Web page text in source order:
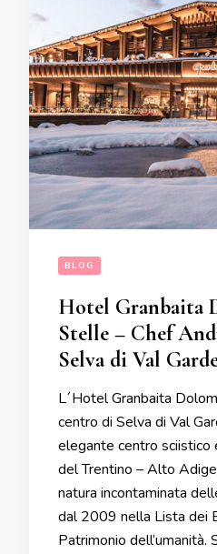
BLOG
Hotel Granbaita
Stelle – Chef
Selva di Val
L´Hotel Granbaita
centro di Selva di Val
elegante centro sciistico
del Trentino – Alto
natura incontaminata
dal 2009 nella Lista dei
Patrimonio dell’umanità.